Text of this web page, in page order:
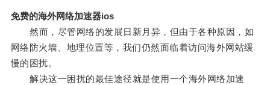
免费的海外网络加速器ios
然而，尽管网络的发展日新月异，但由于各种原因，如
网络防火墙、地理位置等，我们仍然面临着访问海外网站缓
慢的困扰。
解决这一困扰的最佳途径就是使用一个海外网络加速